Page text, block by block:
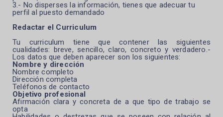
3.- No disperses la información, tienes que adecuar tu
perfil al puesto demandado
Redactar el Curriculum
Tu curriculum tiene que contener las siguientes
cualidades: breve, sencillo, claro, concreto y verdadero.-
Los datos que deben aparecer son los siguientes:
Nombre y dirección
Nombre completo
Dirección completa
Teléfonos de contacto
Objetivo profesional
Afirmación clara y concreta de a que tipo de trabajo se
opta